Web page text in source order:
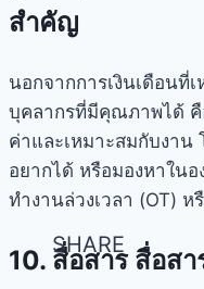
สำคัญ
นอกจากการเงินเดือนที่
บุคลากรที่มีคุณภาพได้
ค่าและเหมาะสมกับงาน
อยากได้ หรือมองหาใน
ทำงานล่วงเวลา (OT)
10. สื่อสาร สื่อส